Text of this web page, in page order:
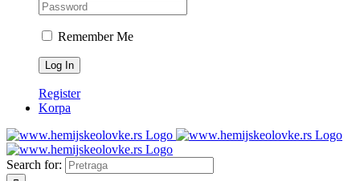
Remember Me
Register
Korpa
Search for: